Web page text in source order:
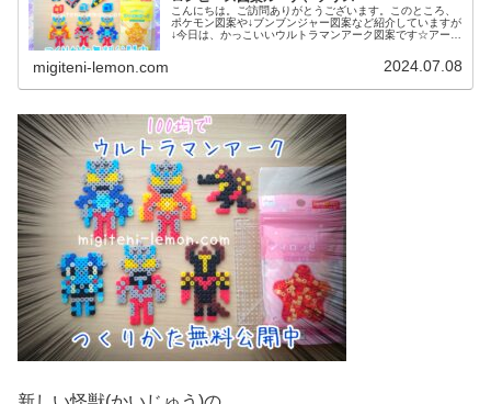
こんにちは。ご訪問ありがとうございます。このところ、
ポケモン図案や↓ブンブンジャー図案など紹介していますが
↓今日は、かっこいいウルトラマンアーク図案です☆アーマ
migiteni-lemon.com 2024.07.08